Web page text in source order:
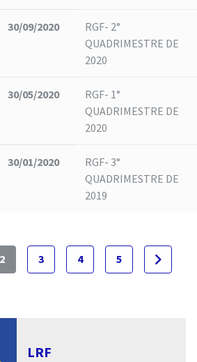
30/09/2020
RGF- 2°
QUADRIMESTRE DE
2020
30/05/2020
RGF- 1°
QUADRIMESTRE DE
2020
30/01/2020
RGF- 3°
QUADRIMESTRE DE
2019
2 3 4 5 navigate_next
LRF